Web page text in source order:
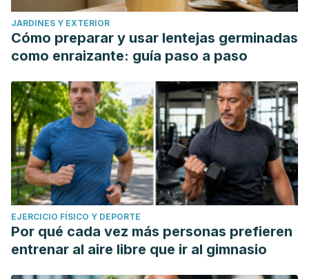
JARDINES Y EXTERIOR
Cómo preparar y usar lentejas germinadas
como enraizante: guía paso a paso
EJERCICIO FÍSICO Y DEPORTE
Por qué cada vez más personas prefieren
entrenar al aire libre que ir al gimnasio